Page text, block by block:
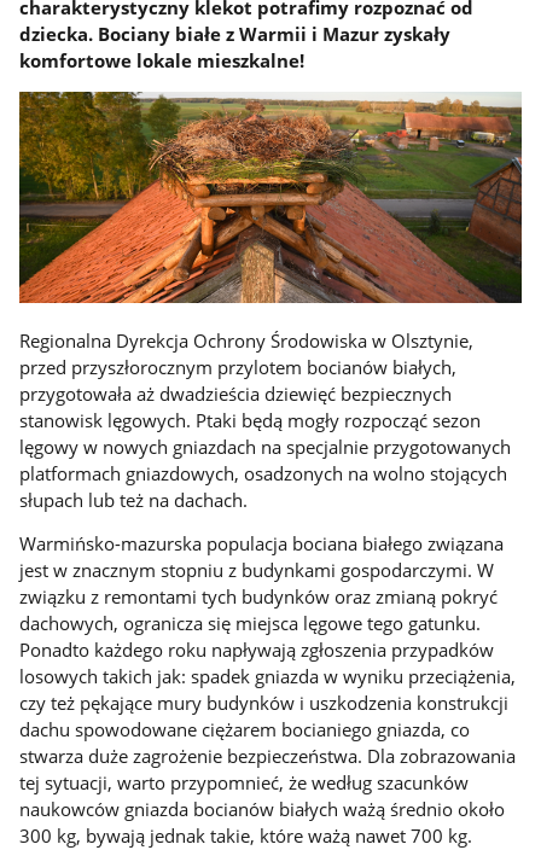
charakterystyczny klekot potrafimy rozpoznać od
dziecka. Bociany białe z Warmii i Mazur zyskały
komfortowe lokale mieszkalne!
Regionalna Dyrekcja Ochrony Środowiska w Olsztynie,
przed przyszłorocznym przylotem bocianów białych,
przygotowała aż dwadzieścia dziewięć bezpiecznych
stanowisk lęgowych. Ptaki będą mogły rozpocząć sezon
lęgowy w nowych gniazdach na specjalnie przygotowanych
platformach gniazdowych, osadzonych na wolno stojących
słupach lub też na dachach.
Warmińsko-mazurska populacja bociana białego związana
jest w znacznym stopniu z budynkami gospodarczymi. W
związku z remontami tych budynków oraz zmianą pokryć
dachowych, ogranicza się miejsca lęgowe tego gatunku.
Ponadto każdego roku napływają zgłoszenia przypadków
losowych takich jak: spadek gniazda w wyniku przeciążenia,
czy też pękające mury budynków i uszkodzenia konstrukcji
dachu spowodowane ciężarem bocianiego gniazda, co
stwarza duże zagrożenie bezpieczeństwa. Dla zobrazowania
tej sytuacji, warto przypomnieć, że według szacunków
naukowców gniazda bocianów białych ważą średnio około
300 kg, bywają jednak takie, które ważą nawet 700 kg.